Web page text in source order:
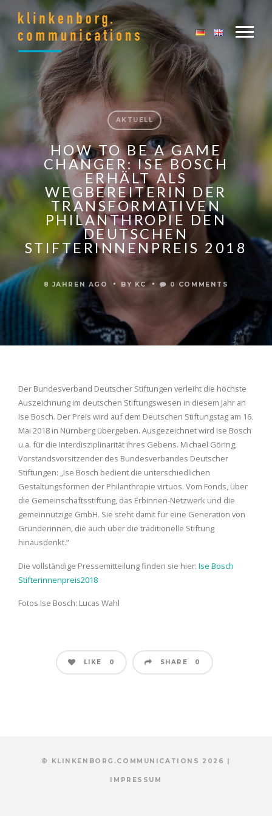
AKTUELL
HOW TO BE A GAME
CHANGER: ISE BOSCH
ERHÄLT ALS
WEGBEREITERIN DER
TRANSFORMATIVEN
PHILANTHROPIE DEN
DEUTSCHEN
STIFTERINNENPREIS 2018
8 JAHREN AGO • BY KC • 0 COMMENTS
Der Bundesverband Deutscher Stiftungen verleiht die höchste
Auszeichnung im deutschen Stiftungswesen in diesem Jahr an
Ise Bosch. Der Preis wird auf dem Deutschen Stiftungstag am 16.
Mai 2018 in Nürnberg übergeben. Ausgezeichnet wird Ise Bosch
u.a. für die Interdisziplinarität ihres Gebens. Michael Göring,
Vorstandsvorsitzender des Bundesverbandes Deutscher
Stiftungen: „Ise Bosch bedient die unterschiedlichen
Gestaltungsformen der Philanthropie virtuos. Vom Fonds, über
die Gemeinschaftsstiftung, das Erbinnen-Netzwerk und die
gemeinnützige GmbH. Sie steht damit für eine Generation von
Gründerinnen, die auch über die traditionelle Stiftung
hinausdenkt.“
Die vollständige Pressemitteilung finden sie hier: Ise Bosch
Stifterinnenpreis2018
Fotos Ise Bosch: Lucas Wahl
LIKE 0 SHARE 0
© KLINKENBORG.COMMUNICATIONS 2026 |
IMPRESSUM